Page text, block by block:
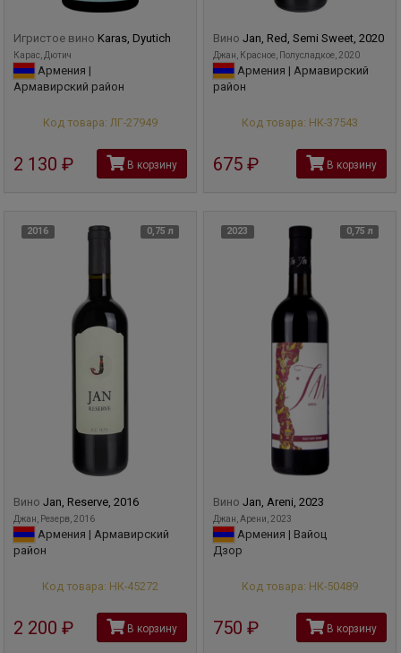
Игристое вино Karas, Dyutich
Карас, Дютич
Армения |
Армавирский район
Код товара: ЛГ-27949
2 130 руб В корзину
Вино Jan, Red, Semi Sweet, 2020
Джан, Красное, Полусладкое, 2020
Армения | Армавирский
район
Код товара: НК-37543
675 В корзину
2016 0,75 л
Вино Jan, Reserve, 2016
Джан, Резерв, 2016
Армения | Армавирский
район
Код товара: НК-45272
2 200 руб В корзину
2023 0,75 л
Вино Jan, Areni, 2023
Джан, Арени, 2023
Армения | Вайоц
Дзор
Код товара: НК-50489
750 В корзину